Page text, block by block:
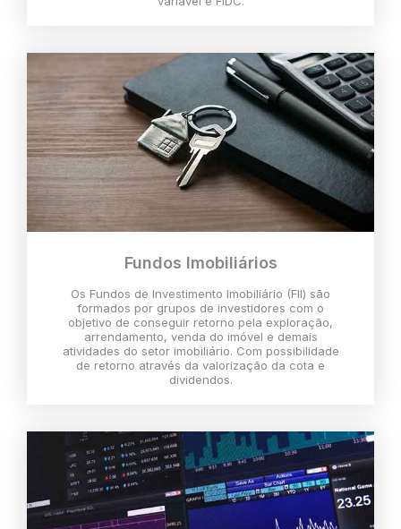
Fundos Imobiliários
Os Fundos de Investimento Imobiliário (FII) são
formados por grupos de investidores com o
objetivo de conseguir retorno pela exploração,
arrendamento, venda do imóvel e demais
atividades do setor imobiliário. Com possibilidade
de retorno através da valorização da cota e
dividendos.